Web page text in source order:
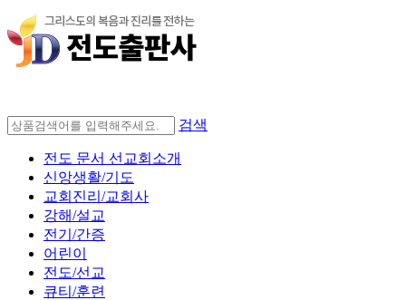
검색
전도 문서 선교회소개
신앙생활/기도
교회진리/교회사
강해/설교
전기/간증
어린이
전도/선교
큐티/훈련